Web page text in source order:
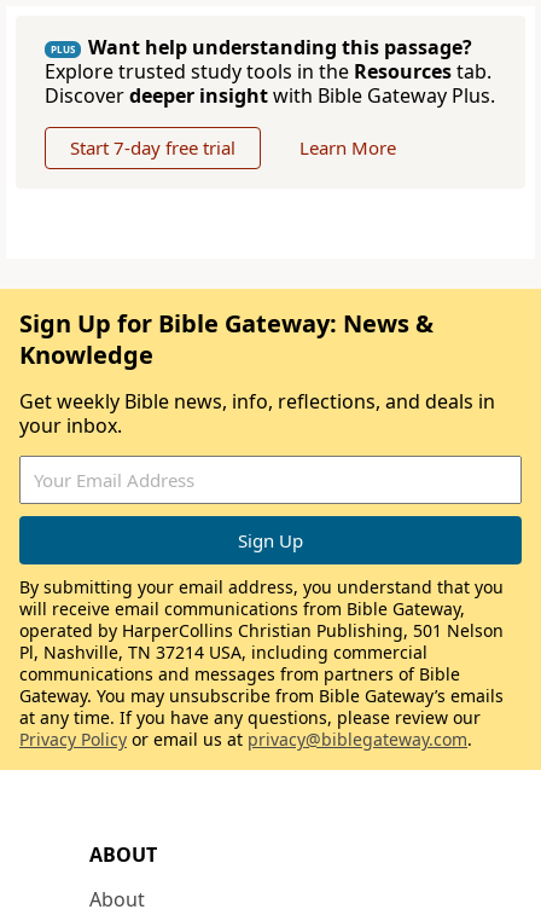
PLUS
Want help understanding this passage?
Explore trusted study tools in the Resourcestab.
Discoverdeeper insightwith Bible Gateway Plus.
Start 7-day free trial Learn More
ABOUT
About
Sign Up for Bible Gateway: News &
Knowledge
Get weekly Bible news, info, reflections, and deals in
your inbox.
By submitting your email address, you understand that you
will receive email communications from Bible Gateway,
operated by HarperCollins Christian Publishing, 501 Nelson
Pl, Nashville, TN 37214 USA, including commercial
communications and messages from partners of Bible
Gateway. You may unsubscribe from Bible Gateway’s emails
at any time. If you have any questions, please review our
Privacy Policy or email us at privacy@biblegateway.com.